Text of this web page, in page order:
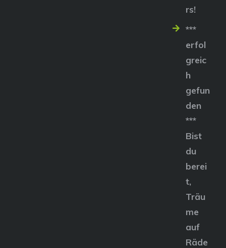
rs!
***
erfol
greic
h
gefun
den
***
Bist
du
berei
t,
Träu
me
auf
Räde